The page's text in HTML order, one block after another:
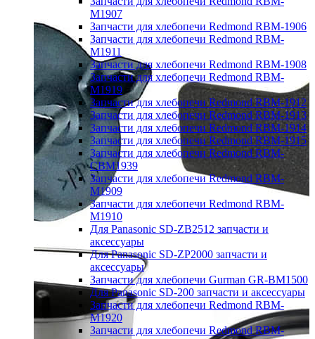
M1907
Запчасти для хлебопечи Redmond RBM-1906
Запчасти для хлебопечи Redmond RBM-
M1911
Запчасти для хлебопечи Redmond RBM-1908
Запчасти для хлебопечи Redmond RBM-
M1919
Запчасти для хлебопечи Redmond RBM-1912
Запчасти для хлебопечи Redmond RBM-1913
Запчасти для хлебопечи Redmond RBM-1914
Запчасти для хлебопечи Redmond RBM-1915
Запчасти для хлебопечи Redmond RBM-
CBM1939
Запчасти для хлебопечи Redmond RBM-
M1909
Запчасти для хлебопечи Redmond RBM-
M1910
Для Panasonic SD-ZB2512 запчасти и
аксессуары
Для Panasonic SD-ZP2000 запчасти и
аксессуары
Запчасти для хлебопечи Gurman GR-BM1500
Для Panasonic SD-200 запчасти и аксессуары
Запчасти для хлебопечи Redmond RBM-
M1920
Запчасти для хлебопечи Redmond RBM-